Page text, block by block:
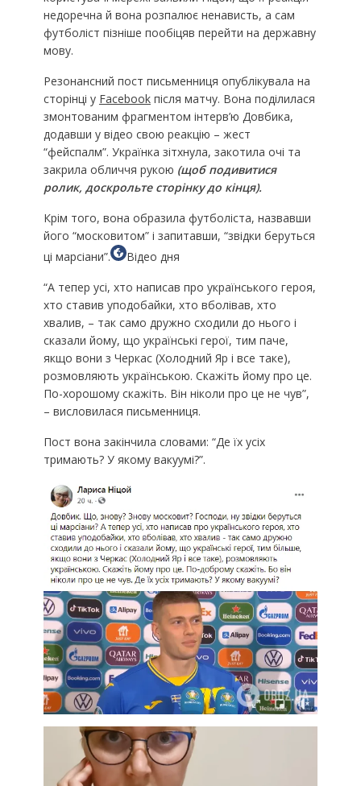
недоречна й вона розпалює ненависть, а сам
футболіст пізніше пообіцяв перейти на державну
мову.
Резонансний пост письменниця опублікувала на
сторінці у Facebookпісля матчу. Вона поділилася
змонтованим фрагментом інтерв’ю Довбика,
додавши у відео свою реакцію – жест
“фейспалм”. Українка зітхнула, закотила очі та
закрила обличчя рукою (щоб подивитися
ролик, доскрольте сторінку до кінця).
Крім того, вона образила футболіста, назвавши
його “московитом” і запитавши, “звідки беруться
ці марсіани”.
Відео дня
“А тепер усі, хто написав про українського героя,
хто ставив уподобайки, хто вболівав, хто
хвалив, – так само дружно сходили до нього і
сказали йому, що українські герої, тим паче,
якщо вони з Черкас (Холодний Яр і все таке),
розмовляють українською. Скажіть йому про це.
По-хорошому скажіть. Він ніколи про це не чув”,
– висловилася письменниця.
Пост вона закінчила словами: “Де їх усіх
тримають? У якому вакуумі?”.